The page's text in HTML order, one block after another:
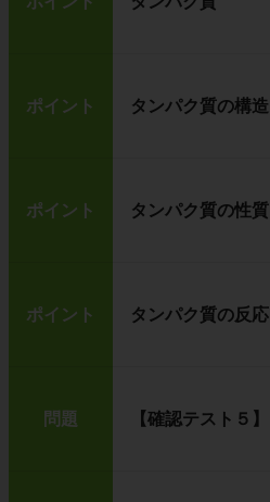
ポイント タンパク質の構造
ポイント タンパク質の性質
ポイント タンパク質の反応
問題 【確認テスト５】